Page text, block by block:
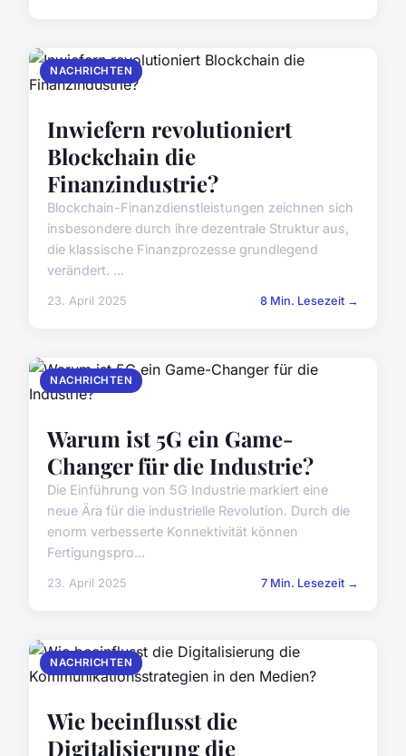
NACHRICHTEN
Inwiefern revolutioniert
Blockchain die
Finanzindustrie?
Blockchain-Finanzdienstleistungen zeichnen sich
insbesondere durch ihre dezentrale Struktur aus,
die klassische Finanzprozesse grundlegend
verändert. ...
23. April 2025 8 Min. Lesezeit →
NACHRICHTEN
Warum ist 5G ein Game-
Changer für die Industrie?
Die Einführung von 5G Industrie markiert eine
neue Ära für die industrielle Revolution. Durch die
enorm verbesserte Konnektivität können
Fertigungspro...
23. April 2025 7 Min. Lesezeit →
NACHRICHTEN
Wie beeinflusst die
Digitalisierung die